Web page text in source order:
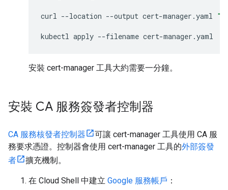
curl --location --output cert-manager .yaml
kubectl apply --filename cert-manager .yaml
安裝 cert-manager 工具大約需要一分鐘。
安裝 CA 服務簽發者控制器
CA 服務核發者控制器
可讓 cert-manager 工具使用 CA 服
務要求憑證。控制器會使用 cert-manager 工具的外部簽發
者
擴充機制。
在 Cloud Shell 中建立 Google 服務帳戶 ：